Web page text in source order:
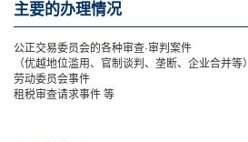
主要的办理情况
公正交易委员会的各种审查·审判案件
（优越地位滥用、官制谈判、垄断、企业合并等）
劳动委员会事件
租税审查请求事件 等